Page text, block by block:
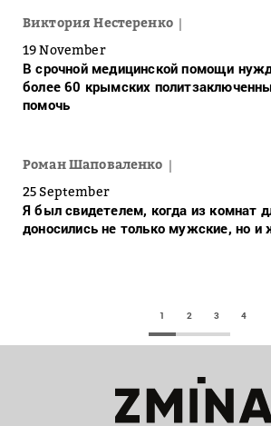
Виктория Нестеренко
19 November
В срочной медицинской помощи
более 60 крымских
помочь
Роман Шаповаленко
25 September
Я был свидетелем, когда из комнат
доносились не только мужские, но и
1 2 3 4